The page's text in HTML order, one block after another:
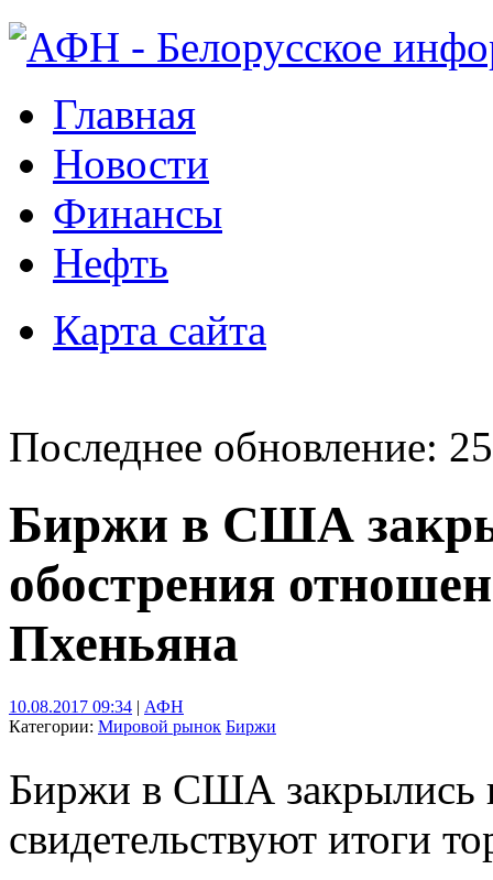
Главная
Новости
Финансы
Нефть
Карта сайта
Последнее обновление:
Биржи в США
обострения
Пхеньяна
10.08.2017 09:34 | АФН
Категории: Мировой рынок Биржи
Биржи в США закрылись
свидетельствуют итоги